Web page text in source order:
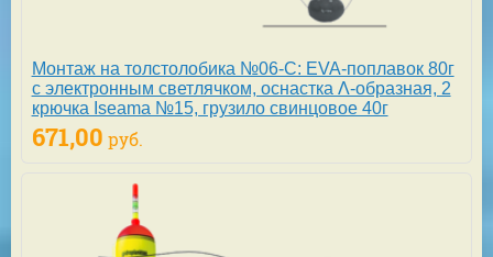
Монтаж на толстолобика №06-С: EVA-поплавок 80г
с электронным светлячком, оснастка Λ-образная, 2
крючка Iseama №15, грузило свинцовое 40г
671,00 руб.